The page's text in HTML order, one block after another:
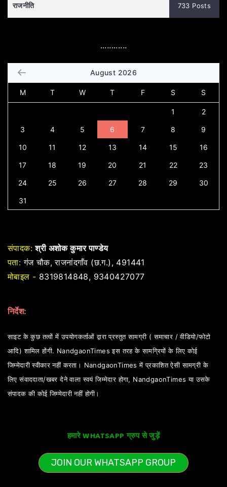
राजनीति 733 Posts
............
August 2026
M T W T F S S
1 2
3 4 5 6 7 8 9
10 11 12 13 14 15 16
17 18 19 20 21 22 23
24 25 26 27 28 29 30
31
संपादक: श्री अशोक कुमार पाण्डेय
पता: गंज चौक, राजनांदगाँव (छ.ग.), 491441
मोबाइल - 8319814848, 9340427077
निर्देश:
साइट के कुछ तत्वों में उपयोगकर्ताओं द्वारा प्रस्तुत सामग्री ( समाचार / वीडियो/फोटो
आदि) शामिल होंगी. NandgaonTimes इस तरह के सामग्रियों के लिए कोई
जिम्मेदारी स्वीकार नहीं करता। NandgaonTimes में प्रकाशित ऐसी सामग्री के
लिए संवाददाता/खबर देने वाला स्वयं जिम्मेदार होगा, NandgaonTimes या उसके
संपादक की कोई जिम्मेदारी नहीं होगी।
हमारे WHATSAPP ग्रुप से जुड़ें
JOIN OUR WHATSAPP GROUP